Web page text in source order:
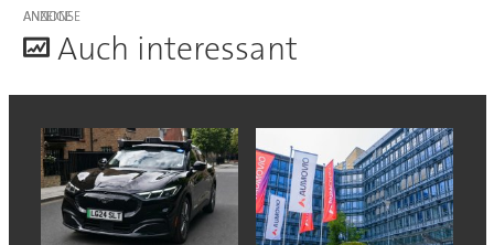
ANZEIGE
Auch interessant